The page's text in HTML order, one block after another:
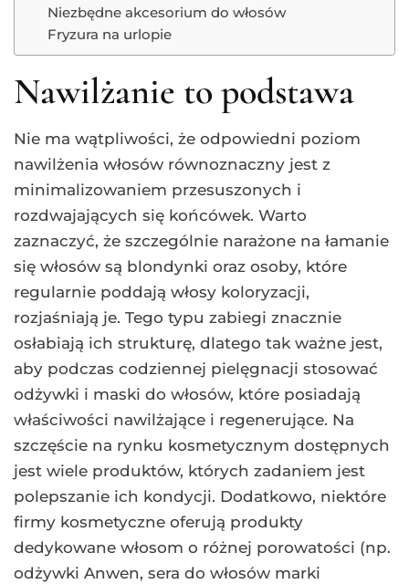
Niezbędne akcesorium do włosów
Fryzura na urlopie
Nawilżanie to podstawa
Nie ma wątpliwości, że odpowiedni poziom
nawilżenia włosów równoznaczny jest z
minimalizowaniem przesuszonych i
rozdwajających się końcówek. Warto
zaznaczyć, że szczególnie narażone na łamanie
się włosów są blondynki oraz osoby, które
regularnie poddają włosy koloryzacji,
rozjaśniają je. Tego typu zabiegi znacznie
osłabiają ich strukturę, dlatego tak ważne jest,
aby podczas codziennej pielęgnacji stosować
odżywki i maski do włosów, które posiadają
właściwości nawilżające i regenerujące. Na
szczęście na rynku kosmetycznym dostępnych
jest wiele produktów, których zadaniem jest
polepszanie ich kondycji. Dodatkowo, niektóre
firmy kosmetyczne oferują produkty
dedykowane włosom o różnej porowatości (np.
odżywki Anwen, sera do włosów marki